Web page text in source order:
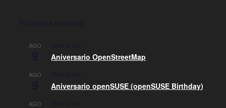
AGO
Aniversario OpenStreetMap
AGO
Aniversario openSUSE (openSUSE Birthday)
AGO